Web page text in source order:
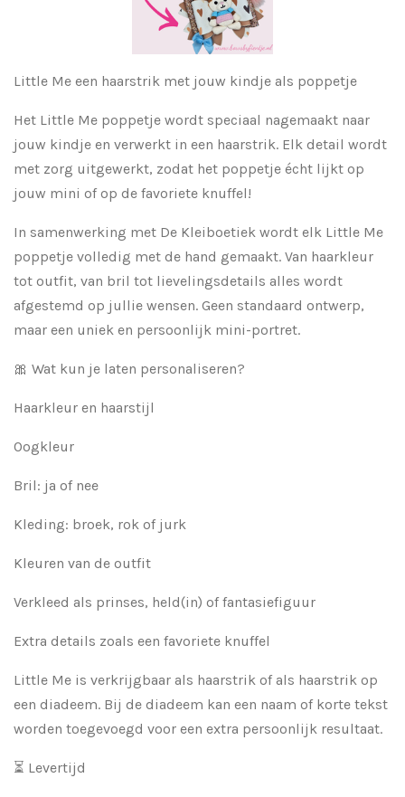
Little Me een haarstrik met jouw kindje als poppetje
Het Little Me poppetje wordt speciaal nagemaakt naar
jouw kindje en verwerkt in een haarstrik. Elk detail wordt
met zorg uitgewerkt, zodat het poppetje écht lijkt op
jouw mini of op de favoriete knuffel!
In samenwerking met De Kleiboetiek wordt elk Little Me
poppetje volledig met de hand gemaakt. Van haarkleur
tot outfit, van bril tot lievelingsdetails alles wordt
afgestemd op jullie wensen. Geen standaard ontwerp,
maar een uniek en persoonlijk mini-portret.
🎀 Wat kun je laten personaliseren?
Haarkleur en haarstijl
Oogkleur
Bril: ja of nee
Kleding: broek, rok of jurk
Kleuren van de outfit
Verkleed als prinses, held(in) of fantasiefiguur
Extra details zoals een favoriete knuffel
Little Me is verkrijgbaar als haarstrik of als haarstrik op
een diadeem. Bij de diadeem kan een naam of korte tekst
worden toegevoegd voor een extra persoonlijk resultaat.
⏳ Levertijd